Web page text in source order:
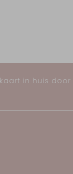
in huis door